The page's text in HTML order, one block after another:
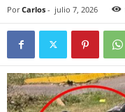
Por Carlos - julio 7, 2026